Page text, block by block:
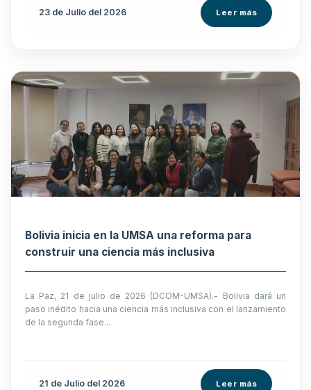
23 de Julio del 2026 Leer más
Bolivia inicia en la UMSA una reforma para
construir una ciencia más inclusiva
La Paz, 21 de julio de 2026 (DCOM-UMSA).- Bolivia dará un
paso inédito hacia una ciencia más inclusiva con el lanzamiento
de la segunda fase...
21 de Julio del 2026 Leer más